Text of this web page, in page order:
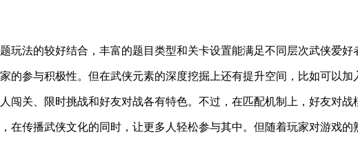
法的较好结合，丰富的题目类型和关卡设置能满足不同层次武侠爱好
参与积极性。但在武侠元素的深度挖掘上还有提升空间，比如可以加
关、限时挑战和好友对战各有特色。不过，在匹配机制上，好友对战
在传播武侠文化的同时，让更多人轻松参与其中。但随着玩家对游戏